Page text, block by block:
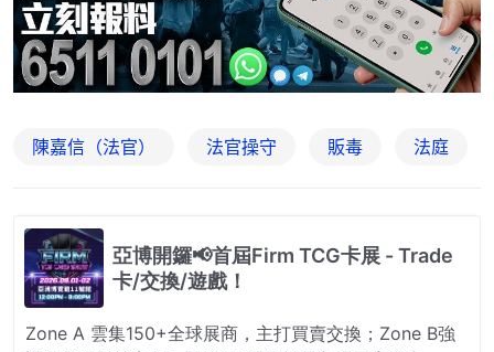
陳嘉信（法官） 法官操守 販毒 法庭